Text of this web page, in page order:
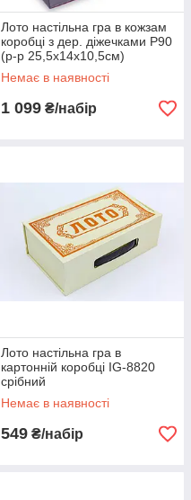
Лото настільна гра в кожзам
коробці з дер. діжечками P90
(р-р 25,5x14x10,5см)
Немає в наявності
1 099 ₴/набір
Лото настільна гра в
картонній коробці IG-8820
срібний
Немає в наявності
549 ₴/набір